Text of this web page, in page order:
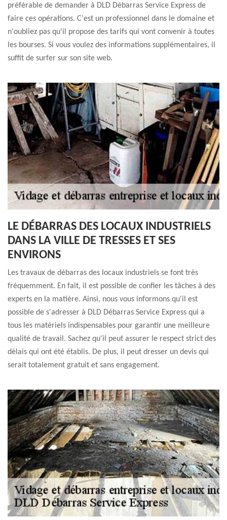
préférable de demander à DLD Débarras Service Express de
faire ces opérations. C'est un professionnel dans le domaine et
n'oubliez pas qu'il propose des tarifs qui vont convenir à toutes
les bourses. Si vous voulez des informations supplémentaires, il
suffit de surfer sur son site web.
LE DÉBARRAS DES LOCAUX INDUSTRIELS
DANS LA VILLE DE TRESSES ET SES
ENVIRONS
Les travaux de débarras des locaux industriels se font très
fréquemment. En fait, il est possible de confier les tâches à des
experts en la matière. Ainsi, nous vous informons qu'il est
possible de s'adresser à DLD Débarras Service Express qui a
tous les matériels indispensables pour garantir une meilleure
qualité de travail. Sachez qu'il peut assurer le respect strict des
délais qui ont été établis. De plus, il peut dresser un devis qui
serait totalement gratuit et sans engagement.